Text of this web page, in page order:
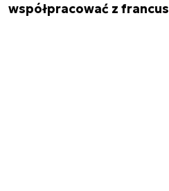
współpracować z